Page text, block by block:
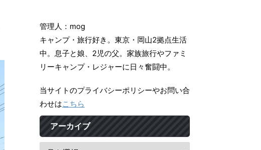
管理人：mog
キャンプ・旅行好き。東京・岡山2拠点生活
中。息子と娘、2児の父。家族旅行やファミ
リーキャンプ・レジャーに日々奮闘中。
当サイトのプライバシーポリシーやお問い合
わせはこちら
アーカイブ